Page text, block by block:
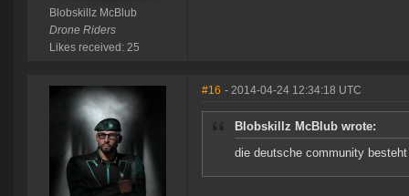
Blobskillz McBlub
Drone Riders
Likes received: 25
#16 - 2014-04-24 12:34:18 UTC
Blobskillz McBlub wrote:
die deutsche community